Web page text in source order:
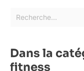
Dans la
fitness